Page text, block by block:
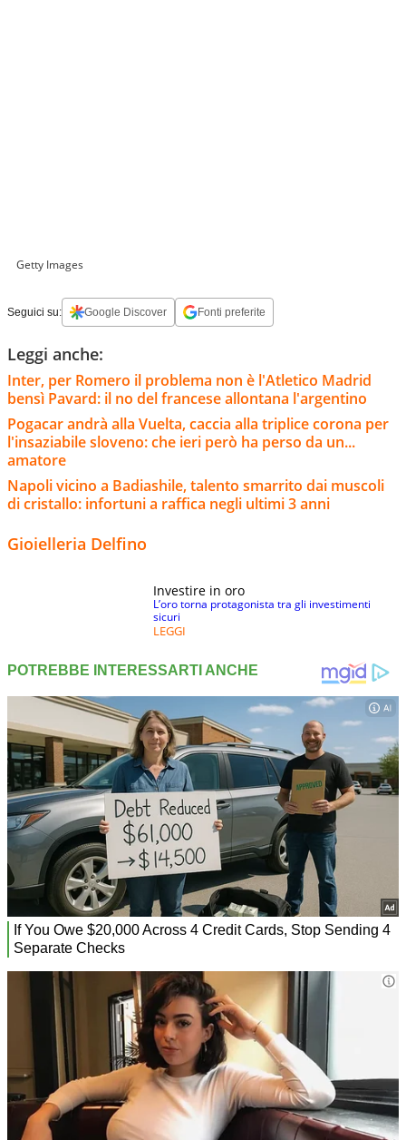
Getty Images
Seguici su: Google Discover Fonti preferite
Leggi anche:
Inter, per Romero il problema non è l'Atletico Madrid
bensì Pavard: il no del francese allontana l'argentino
Pogacar andrà alla Vuelta, caccia alla triplice corona per
l'insaziabile sloveno: che ieri però ha perso da un...
amatore
Napoli vicino a Badiashile, talento smarrito dai muscoli
di cristallo: infortuni a raffica negli ultimi 3 anni
Gioielleria Delfino
Investire in oro
L’oro torna protagonista tra gli investimenti
sicuri
LEGGI